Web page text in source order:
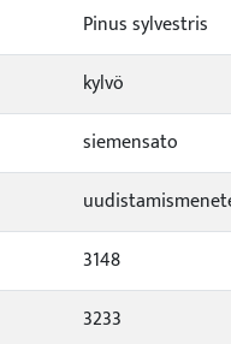
Pinus sylvestris
kylvö
siemensato
3148
3233